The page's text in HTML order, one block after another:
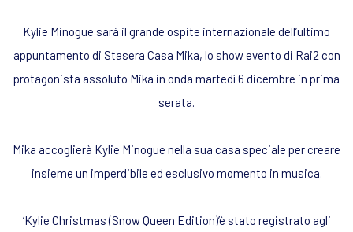
Kylie Minogue sarà il grande ospite internazionale dell’ultimo
appuntamento di Stasera Casa Mika, lo show evento di Rai2 con
protagonista assoluto Mika in onda martedì 6 dicembre in prima
serata.
Mika accoglierà Kylie Minogue nella sua casa speciale per creare
insieme un imperdibile ed esclusivo momento in musica.
‘Kylie Christmas (Snow Queen Edition)’è stato registrato agli